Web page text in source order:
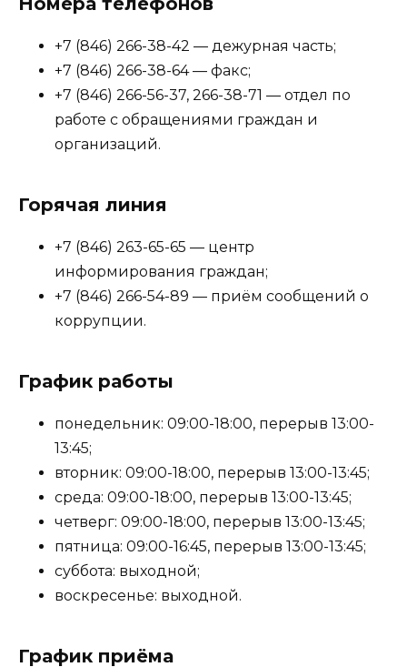
+7 (846) 266-38-42 — дежурная часть;
+7 (846) 266-38-64 — факс;
+7 (846) 266-56-37, 266-38-71 — отдел по
работе с обращениями граждан и
организаций.
Горячая линия
+7 (846) 263-65-65 — центр
информирования граждан;
+7 (846) 266-54-89 — приём сообщений о
коррупции.
График работы
понедельник: 09:00-18:00, перерыв 13:00-
13:45;
вторник: 09:00-18:00, перерыв 13:00-13:45;
среда: 09:00-18:00, перерыв 13:00-13:45;
четверг: 09:00-18:00, перерыв 13:00-13:45;
пятница: 09:00-16:45, перерыв 13:00-13:45;
суббота: выходной;
воскресенье: выходной.
График приёма